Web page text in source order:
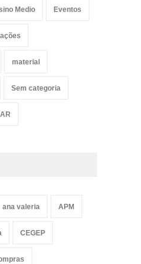
Medio Eventos
material
Sem categoria
ana valeria APM
CEGEP